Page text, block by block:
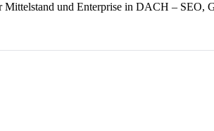
und Enterprise in DACH – SEO,